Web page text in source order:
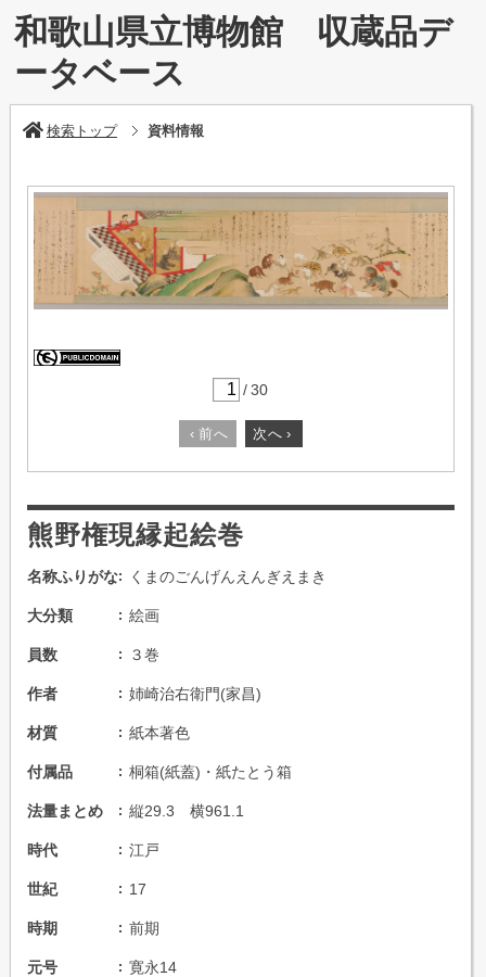
和歌山県立博物館 収蔵品デ
ータベース
検索トップ 資料情報
/ 30
‹ 前へ 次へ ›
熊野権現縁起絵巻
名称ふりがな くまのごんげんえんぎえまき
大分類 絵画
員数 ３巻
作者 姉崎治右衛門(家昌)
材質 紙本著色
付属品 桐箱(紙蓋)・紙たとう箱
法量まとめ 縦29.3 横961.1
時代 江戸
世紀 17
時期 前期
元号 寛永14